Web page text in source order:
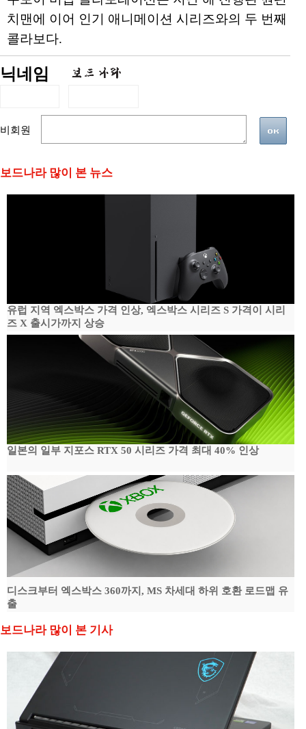
치맨에 이어 인기 애니메이션 시리즈와의 두 번째
콜라보다.
닉네임
비회원
보드나라 많이 본 뉴스
유럽 지역 엑스박스 가격 인상, 엑스박스 시리즈 S 가격이 시리
즈 X 출시가까지 상승
일본의 일부 지포스 RTX 50 시리즈 가격 최대 40% 인상
디스크부터 엑스박스 360까지, MS 차세대 하위 호환 로드맵 유
출
보드나라 많이 본 기사